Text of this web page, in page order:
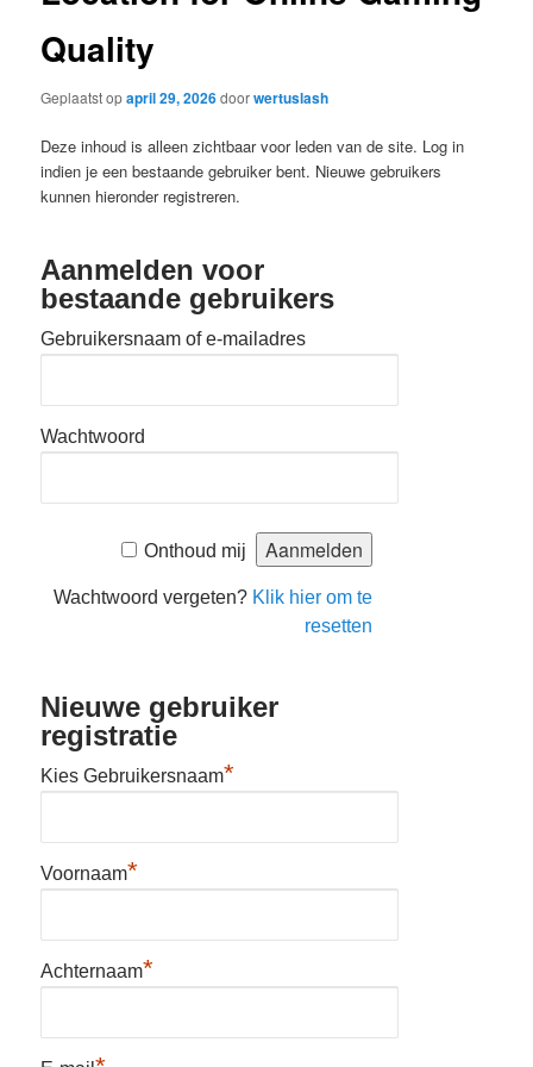
Quality
Geplaatst opapril 29, 2026doorwertuslash
Deze inhoud is alleen zichtbaar voor leden van de site. Log in
indien je een bestaande gebruiker bent. Nieuwe gebruikers
kunnen hieronder registreren.
Aanmelden voor
bestaande gebruikers
Gebruikersnaam of e-mailadres
Wachtwoord
Onthoud mij
Wachtwoord vergeten? Klik hier om te
resetten
Nieuwe gebruiker
registratie
Kies Gebruikersnaam*
Voornaam*
Achternaam*